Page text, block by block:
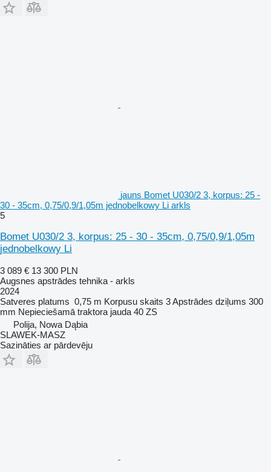
jauns Bomet U030/2 3, korpus: 25 -
30 - 35cm, 0,75/0,9/1,05m jednobelkowy Li arkls
5
Bomet U030/2 3, korpus: 25 - 30 - 35cm, 0,75/0,9/1,05m
jednobelkowy Li
3 089 € 13 300 PLN
Augsnes apstrādes tehnika - arkls
2024
Satveres platums 0,75 m Korpusu skaits 3Apstrādes dziļums 300
mm Nepieciešamā traktora jauda 40 ZS
Polija, Nowa Dąbia
SLAWEK-MASZ
Sazināties ar pārdevēju